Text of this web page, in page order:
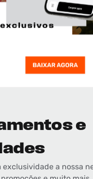
e
exclusividade a nossa